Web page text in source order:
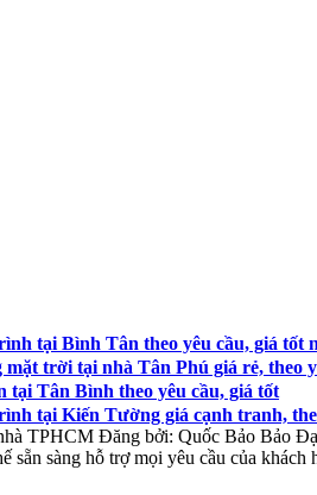
tại Bình Tân theo yêu cầu, giá tốt
trời tại nhà Tân Phú giá rẻ, theo
tại Tân Bình theo yêu cầu, giá tốt
tại Kiến Tường giá cạnh tranh,
TPHCM Đăng bởi: Quốc Bảo Bảo
sẵn sàng hỗ trợ mọi yêu cầu của